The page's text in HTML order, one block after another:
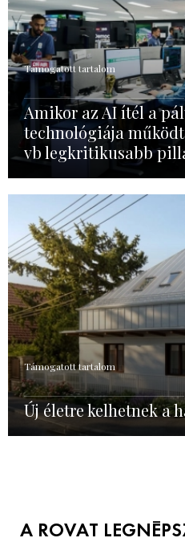
Támogatott tartalom
Amikor az AI ítél a
technológiája
vb legkritikusabb
Támogatott tartalom
Új életre kelhetnek a
A ROVAT